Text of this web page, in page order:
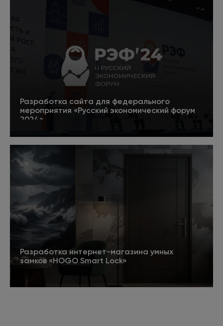
Разработка сайта для федерального
мероприятия «Русский экономический форум
2024»
Подробнее 5
Разработка интернет-магазина умных
замков «HOGO Smart Lock»
Подробнее